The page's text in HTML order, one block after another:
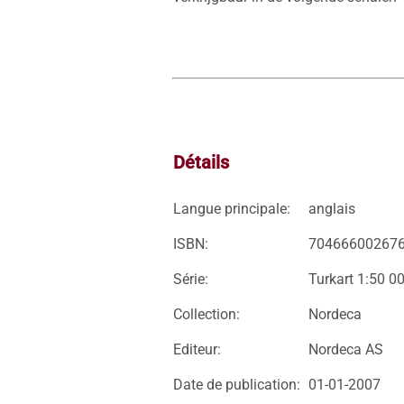
Détails
Langue principale: anglais
ISBN:
Série: Turkart 1:50
Collection: Nordeca
Editeur: Nordeca AS
Date de publication: 01-01-2007